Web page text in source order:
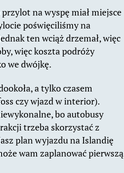
na wyspę miał miejsce
poświęciliśmy na
ten wciąż drzemał, więc
więc koszta podróży
we dwójkę.
a tylko czasem
czy wjazd w interior).
bo autobusy
trzeba skorzystać z
plan wyjazdu na Islandię
wam zaplanować pierwszą